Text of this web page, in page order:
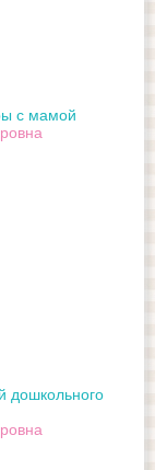
с мамой
дошкольного